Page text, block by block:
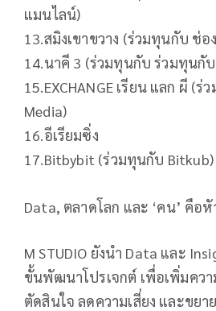
แมนไลน์)
13.สมิงเขาขวาง (ร่วมทุนกับ ช่อ
14.นาคี 3 (ร่วมทุนกับ ร่วมทุนกับ
15.EXCHANGE เรียน แลก ผี (ร่
Media)
16.อีเรียมซิ่ง
17.Bitbybit (ร่วมทุนกับ Bitkub)
Data, ตลาดโลก และ ‘คน’ คือหั
M STUDIO ยังนำ Data และ
ขั้นพัฒนาโปรเจกต์ เพื่อเพิ่มคว
ตัดสินใจ ลดความเสี่ยง และขยา